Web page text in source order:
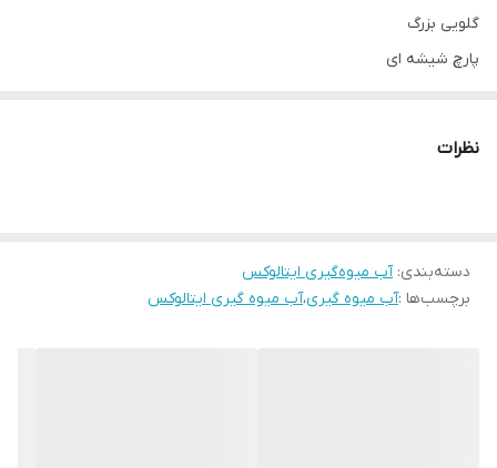
گلویی بزرگ
پارچ شیشه ای
نظرات
دسته‌بندی:آب میوه‌گیری ایتالوکس
برچسب‌ها :آب میوه گیری،آب میوه گیری ایتالوکس